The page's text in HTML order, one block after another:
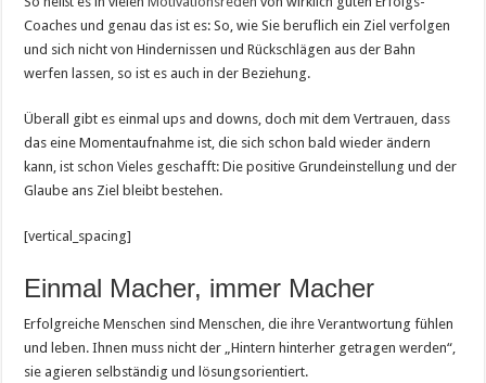
Coaches und genau das ist es: So, wie Sie beruflich ein Ziel verfolgen
und sich nicht von Hindernissen und Rückschlägen aus der Bahn
werfen lassen, so ist es auch in der Beziehung.
Überall gibt es einmal ups and downs, doch mit dem Vertrauen, dass
das eine Momentaufnahme ist, die sich schon bald wieder ändern
kann, ist schon Vieles geschafft: Die positive Grundeinstellung und der
Glaube ans Ziel bleibt bestehen.
[vertical_spacing]
Einmal Macher, immer Macher
Erfolgreiche Menschen sind Menschen, die ihre Verantwortung fühlen
und leben. Ihnen muss nicht der „Hintern hinterher getragen werden“,
sie agieren selbständig und lösungsorientiert.